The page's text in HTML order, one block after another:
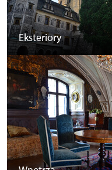
Eksteriory